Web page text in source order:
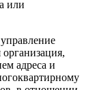
или
адреса и